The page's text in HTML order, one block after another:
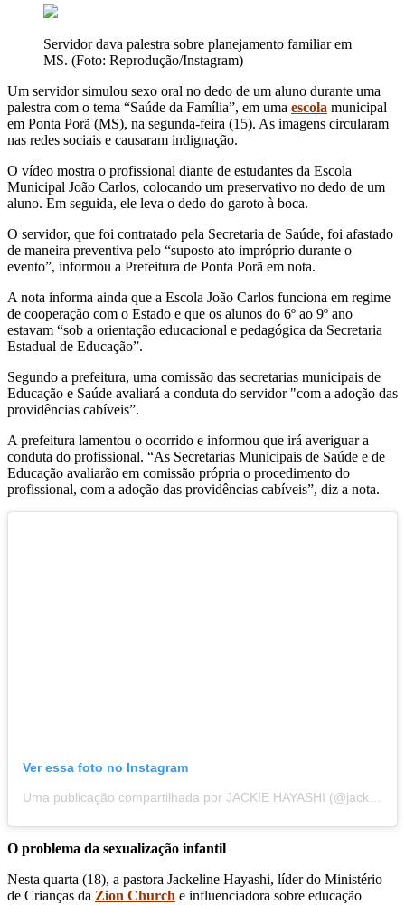
Servidor dava palestra sobre planejamento familiar em
MS. (Foto: Reprodução/Instagram)
Um servidor simulou sexo oral no dedo de um aluno durante uma
palestra com o tema “Saúde da Família”, em uma escola municipal
em Ponta Porã (MS), na segunda-feira (15). As imagens circularam
nas redes sociais e causaram indignação.
O vídeo mostra o profissional diante de estudantes da Escola
Municipal João Carlos, colocando um preservativo no dedo de um
aluno. Em seguida, ele leva o dedo do garoto à boca.
O servidor, que foi contratado pela Secretaria de Saúde, foi afastado
de maneira preventiva pelo “suposto ato impróprio durante o
evento”, informou a Prefeitura de Ponta Porã em nota.
A nota informa ainda que a Escola João Carlos funciona em regime
de cooperação com o Estado e que os alunos do 6º ao 9º ano
estavam “sob a orientação educacional e pedagógica da Secretaria
Estadual de Educação”.
Segundo a prefeitura, uma comissão das secretarias municipais de
Educação e Saúde avaliará a conduta do servidor "com a adoção das
providências cabíveis”.
A prefeitura lamentou o ocorrido e informou que irá averiguar a
conduta do profissional. “As Secretarias Municipais de Saúde e de
Educação avaliarão em comissão própria o procedimento do
profissional, com a adoção das providências cabíveis”, diz a nota.
Ver essa foto no Instagram
O problema da sexualização infantil
Nesta quarta (18), a pastora Jackeline Hayashi, líder do Ministério
de Crianças da Zion Church e influenciadora sobre educação